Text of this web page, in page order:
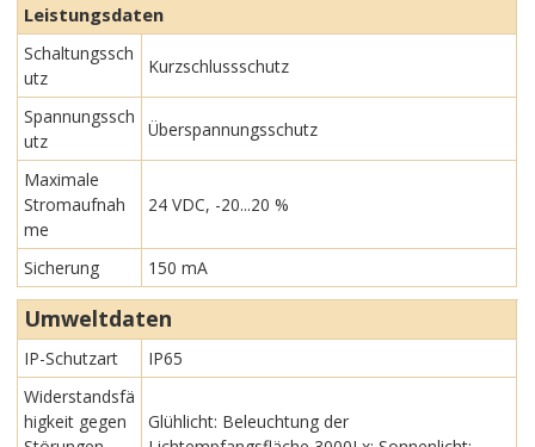
Leistungsdaten
Schaltungssch
utz
Kurzschlussschutz
Spannungssch
utz
Überspannungsschutz
Maximale
Stromaufnah
me
24 VDC, -20...20 %
Sicherung 150 mA
Umweltdaten
IP-Schutzart
IP65
Widerstandsfä
higkeit gegen
Glühlicht: Beleuchtung der